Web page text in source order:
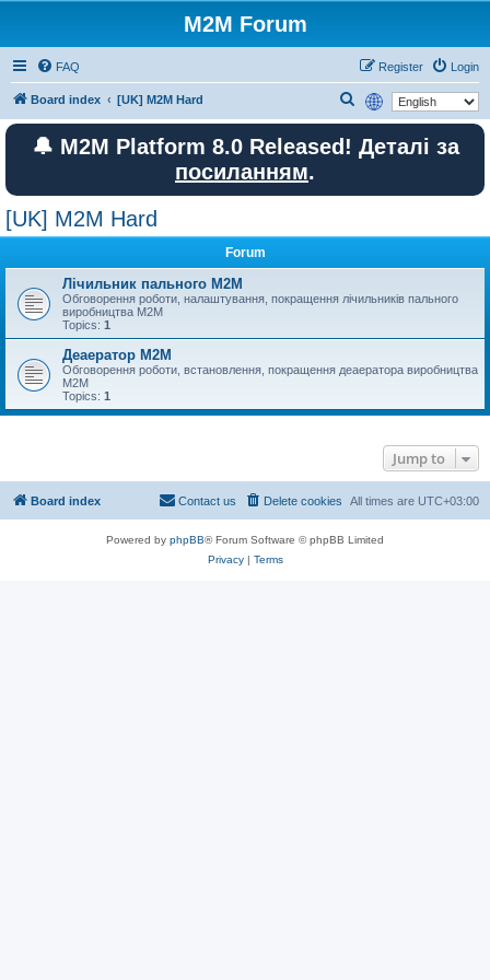
M2M Forum
FAQ Login
Register
Board index [UK] M2M Hard
e
a
🔔 M2M Platform 8.0 Released! Деталі за
посиланням.
[UK] M2M Hard
Forum
Лічильник пального M2M
Обговорення роботи, налаштування, покращення лічильників пального
виробництва М2М
Topics: 1
Деаератор M2M
Обговорення роботи, встановлення, покращення деаератора виробництва
M2M
Topics: 1
Jump to
Board index All times are UTC+03:00
Delete cookies
Contact us
Powered by phpBB® Forum Software © phpBB Limited
Privacy| Terms